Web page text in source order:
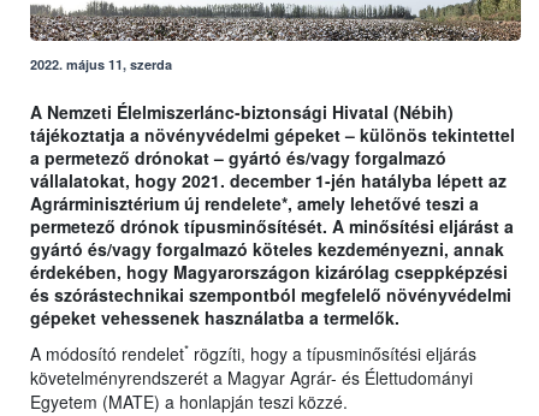
2022. május 11, szerda
A Nemzeti Élelmiszerlánc-biztonsági Hivatal (Nébih)
tájékoztatja a növényvédelmi gépeket – különös tekintettel
a permetező drónokat – gyártó és/vagy forgalmazó
vállalatokat, hogy 2021. december 1-jén hatályba lépett az
Agrárminisztérium új rendelete*, amely lehetővé teszi a
permetező drónok típusminősítését. A minősítési eljárást a
gyártó és/vagy forgalmazó köteles kezdeményezni, annak
érdekében, hogy Magyarországon kizárólag cseppképzési
és szórástechnikai szempontból megfelelő növényvédelmi
gépeket vehessenek használatba a termelők.
A módosító rendelet* rögzíti, hogy a típusminősítési eljárás
követelményrendszerét a Magyar Agrár- és Élettudományi
Egyetem (MATE) a honlapján teszi közzé.